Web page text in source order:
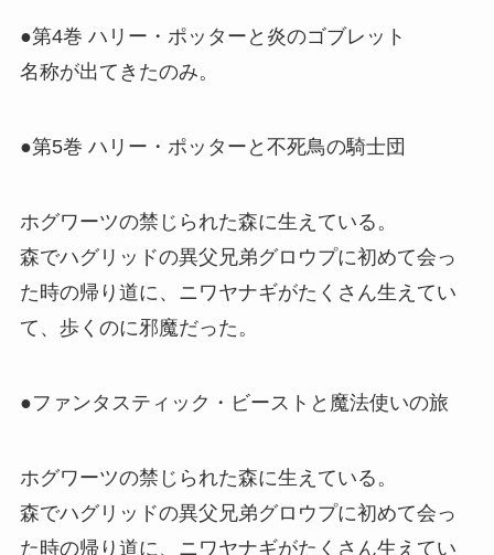
●第4巻 ハリー・ポッターと炎のゴブレット
名称が出てきたのみ。
●第5巻 ハリー・ポッターと不死鳥の騎士団
ホグワーツの禁じられた森に生えている。
森でハグリッドの異父兄弟グロウプに初めて会っ
た時の帰り道に、ニワヤナギがたくさん生えてい
て、歩くのに邪魔だった。
●ファンタスティック・ビーストと魔法使いの旅
ホグワーツの禁じられた森に生えている。
森でハグリッドの異父兄弟グロウプに初めて会っ
た時の帰り道に、ニワヤナギがたくさん生えてい